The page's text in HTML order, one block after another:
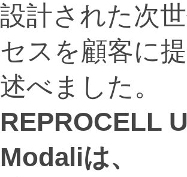
設計された次
セスを顧客に
述べました。
REPROCELL
Modaliは、